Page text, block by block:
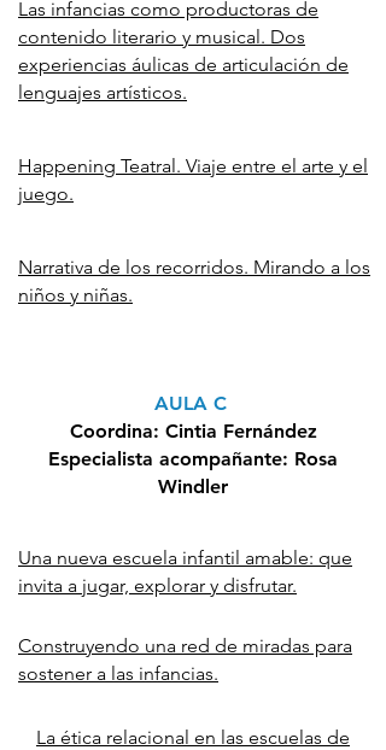
Las infancias como productoras de
contenido literario y musical. Dos
experiencias áulicas de articulación de
lenguajes artísticos.
Happening Teatral. Viaje entre el arte y el
juego.
Narrativa de los recorridos. Mirando a los
niños y niñas.
AULA C
Coordina: Cintia Fernández
Especialista acompañante: Rosa
Windler
Una nueva escuela infantil amable: que
invita a jugar, explorar y disfrutar.
Construyendo una red de miradas para
sostener a las infancias.
La ética relacional en las escuelas de